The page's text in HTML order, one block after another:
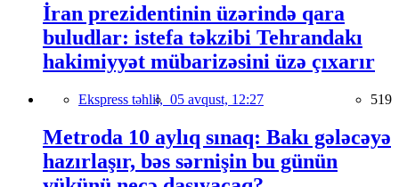
İran prezidentinin üzərində qara
buludlar: istefa təkzibi Tehrandakı
hakimiyyət mübarizəsini üzə çıxarır
Ekspress təhlil, 05 avqust, 12:27 519
Metroda 10 aylıq sınaq: Bakı gələcəyə
hazırlaşır, bəs sərnişin bu günün